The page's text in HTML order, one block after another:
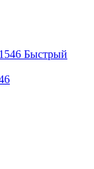
Быстрый